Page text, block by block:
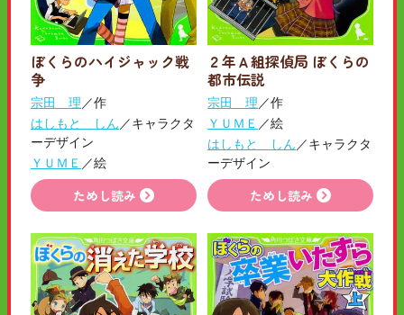
ぼくらのハイジャック戦
争
宗田 理 ／作
はしもと しん ／キャラクタ
ーデザイン
ＹＵＭＥ ／絵
ためし読み
２年Ａ組探偵局 ぼくらの
都市伝説
宗田 理 ／作
ＹＵＭＥ ／絵
はしもと しん ／キャラクタ
ーデザイン
ためし読み